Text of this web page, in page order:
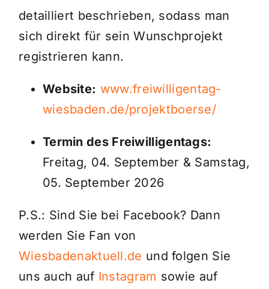
detailliert beschrieben, sodass man
sich direkt für sein Wunschprojekt
registrieren kann.
Website: www.freiwilligentag-
wiesbaden.de/projektboerse/
Termin des Freiwilligentags:
Freitag, 04. September & Samstag,
05. September 2026
P.S.: Sind Sie bei Facebook? Dann
werden Sie Fan von
Wiesbadenaktuell.de und folgen Sie
uns auch auf Instagram sowie auf